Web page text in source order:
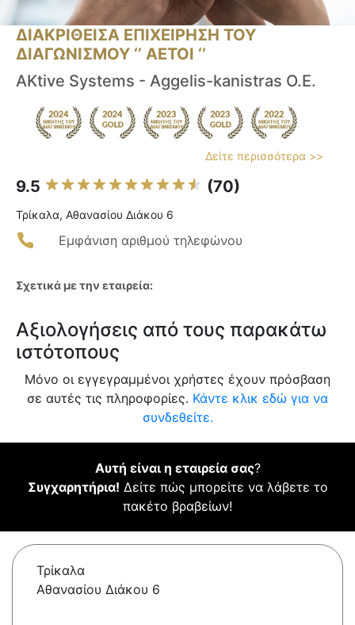
ΔΙΑΚΡΙΘΕΙΣΑ ΕΠΙΧΕΙΡΗΣΗ ΤΟΥ
ΔΙΑΓΩΝΙΣΜΟΥ ‘’ ΑΕΤΟΙ ‘’
AKtive Systems - Aggelis-kanistras O.E.
Δείτε περισσότερα >>
9.5 (70)
Τρίκαλα, Αθανασίου Διάκου 6
Εμφάνιση αριθμού τηλεφώνου
Σχετικά με την εταιρεία:
Αξιολογήσεις από τους παρακάτω
ιστότοπους
Μόνο οι εγγεγραμμένοι χρήστες έχουν πρόσβαση
σε αυτές τις πληροφορίες. Κάντε κλικ εδώ για να
συνδεθείτε.
Αυτή είναι η εταιρεία σας?
Συγχαρητήρια! Δείτε πώς μπορείτε να λάβετε το
πακέτο βραβείων!
Τρίκαλα
Αθανασίου Διάκου 6